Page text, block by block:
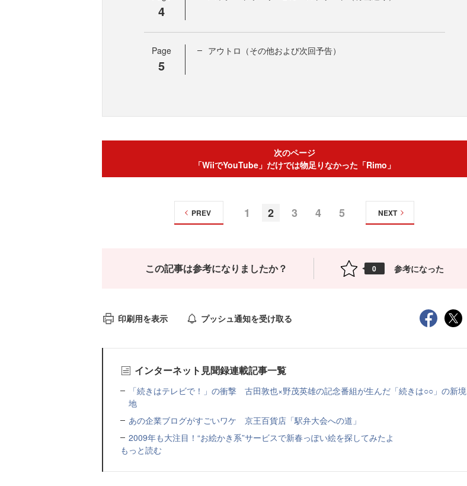
4
Page
5
アウトロ（その他および次回予告）
次のページ
「WiiでYouTube」だけでは物足りなかった「Rimo」
1 2 3 4 5
PREV NEXT
この記事は参考になりましたか？ 0 参考になった
印刷用を表示 プッシュ通知を受け取る
インターネット見聞録連載記事一覧
「続きはテレビで！」の衝撃 古田敦也×野茂英雄の記念番組が生んだ「続きは○○」の新境
地
あの企業ブログがすごいワケ 京王百貨店「駅弁大会への道」
2009年も大注目！“お絵かき系”サービスで新春っぽい絵を探してみたよ
もっと読む